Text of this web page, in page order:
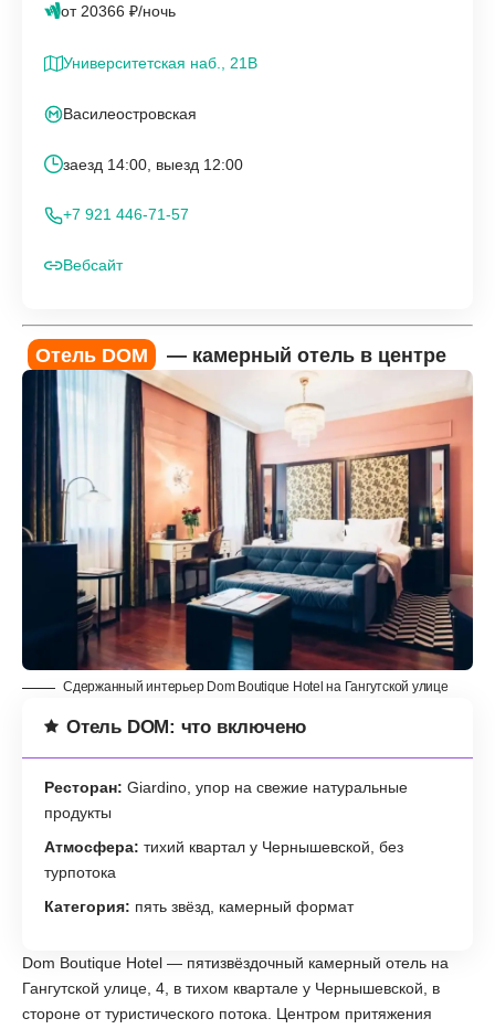
от 20366 ₽/ночь
Университетская наб., 21В
Василеостровская
заезд 14:00, выезд 12:00
+7 921 446-71-57
Вебсайт
Отель DOM — камерный отель в центре
Сдержанный интерьер Dom Boutique Hotel на Гангутской улице
Отель DOM: что включено
Ресторан: Giardino, упор на свежие натуральные
продукты
Атмосфера: тихий квартал у Чернышевской, без
турпотока
Категория: пять звёзд, камерный формат
Dom Boutique Hotel — пятизвёздочный камерный отель на
Гангутской улице, 4, в тихом квартале у Чернышевской, в
стороне от туристического потока. Центром притяжения